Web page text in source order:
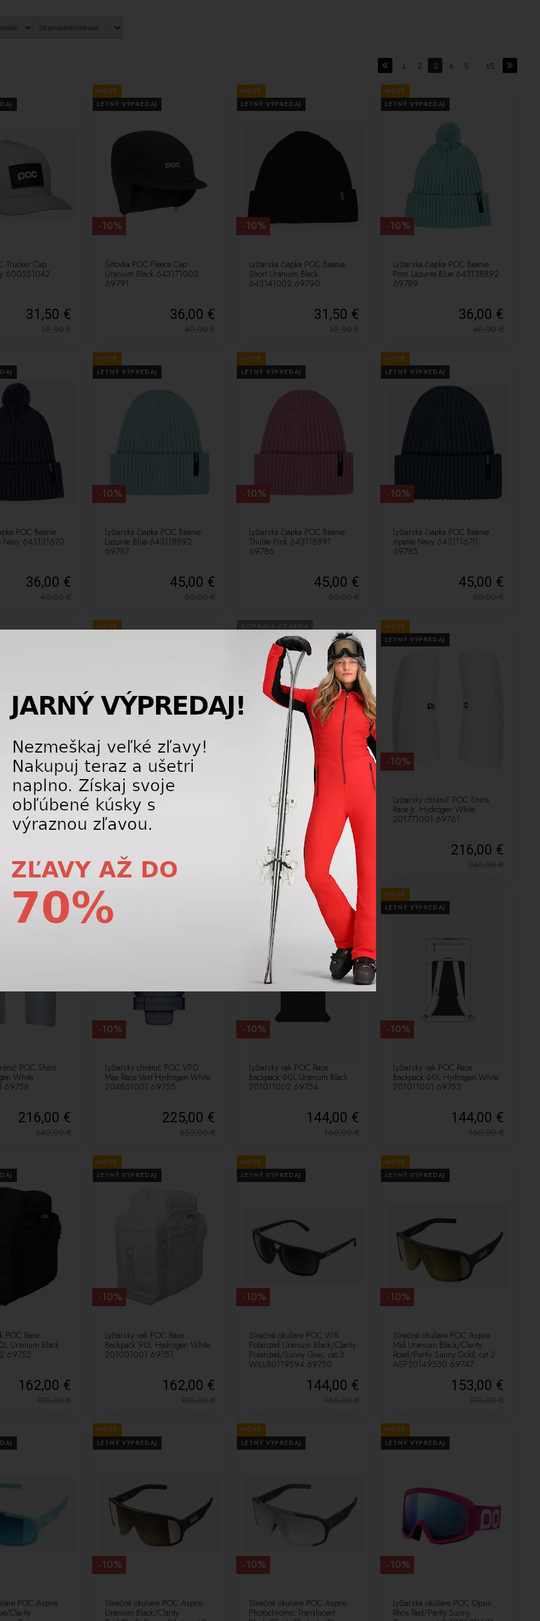
1 2 3 4 5 15
Trucker Cap
600551042
31,50 €
35,00€
NOVÉ
LETNÝ VÝPREDAJ
Šiltovka POC Fleece Cap
Uranium Black 643171002
69791
36,00 €
40,00€
-10%
NOVÉ
LETNÝ VÝPREDAJ
Lyžiarska čiapka POC Beanie
Short Uranium Black
643141002 69790
31,50 €
35,00€
-10%
NOVÉ
LETNÝ VÝPREDAJ
Lyžiarska čiapka POC Beanie
Pom Lazurite Blue 643138892
69789
36,00 €
40,00€
-10%
POC Beanie
Navy 643131670
36,00 €
40,00€
NOVÉ
LETNÝ VÝPREDAJ
Lyžiarska čiapka POC Beanie
Lazurite Blue 643118892
69787
45,00 €
50,00€
-10%
NOVÉ
LETNÝ VÝPREDAJ
Lyžiarska čiapka POC Beanie
Thulite Pink 643118891
69786
45,00 €
50,00€
-10%
NOVÉ
LETNÝ VÝPREDAJ
Lyžiarska čiapka POC Beanie
Apatite Navy 643111670
69785
45,00 €
50,00€
-10%
POC Beanie
643111311
50,00 €
NOVÉ
Lyžiarska Kukla POC Layer
Merino Balaclava 643081467
Pargasite Green 69781
-10%
LETNÝ VÝPREDAJ
Lyžiarska kombinéza Poc Skin
GS Jr. Apatite Navy 501421670
387,00 €
430,00 €
NOVÉ
LETNÝ VÝPREDAJ
Lyžiarsky chránič POC Shins
Race Jr. Hydrogen White
201771001 69761
216,00 €
240,00€
-10%
POC Shins
White
69758
216,00 €
240,00€
NOVÉ
LETNÝ VÝPREDAJ
Lyžiarsky chránič POC VPD
Max Race Vest Hydrogen White
204861001 69755
225,00 €
250,00€
-10%
LETNÝ VÝPREDAJ
Lyžiarsky vak POC Race
Backpack 60L Uranium Black
201011002 69754
144,00 €
160,00€
-10%
NOVÉ
LETNÝ VÝPREDAJ
Lyžiarsky vak POC Race
Backpack 60L Hydrogen White
201011001 69753
144,00 €
160,00€
-10%
POC Race
Uranium Black
69752
162,00 €
180,00€
NOVÉ
LETNÝ VÝPREDAJ
Lyžiarsky vak POC Race
Backpack 90L Hydrogen White
201001001 69751
162,00 €
180,00€
-10%
NOVÉ
LETNÝ VÝPREDAJ
Slnečné okuliare POC Will
Polarized Uranium Black/Clarity
Polarized/Sunny Grey, cat.3
WILL80119594 69750
144,00 €
160,00€
-10%
NOVÉ
LETNÝ VÝPREDAJ
Slnečné okuliare POC Aspire
Mid Uranium Black/Clarity
Road/Partly Sunny Gold, cat.2
ASP20149550 69747
153,00 €
170,00€
-10%
POC Aspire
Clarity
NOVÉ
LETNÝ VÝPREDAJ
Slnečné okuliare POC Aspire
Uranium Black/Clarity
-10%
NOVÉ
LETNÝ VÝPREDAJ
Slnečné okuliare POC Aspire
Photochromic Translucent
-10%
NOVÉ
LETNÝ VÝPREDAJ
Lyžiarske okuliare POC Opsin
Rhos Red/Partly Sunny
-10%